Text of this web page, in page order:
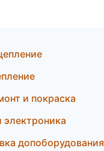
и покраска
допоборудования